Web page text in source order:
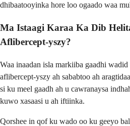
dhibaatooyinka hore loo ogaado waa
Ma Istaagi Karaa Ka Dib
Aflibercept-yszy?
Waa inaadan isla markiiba gaadhi
aflibercept-yszy ah sababtoo ah
si ku meel gaadh ah u cawranaysa
kuwo xasaasi u ah iftiinka.
Qorshee in qof ku wado oo ku geeyo